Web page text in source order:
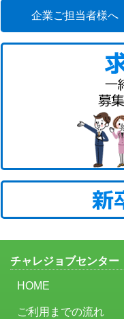
企業ご担当者様へ
チャレジョブセンター
HOME
ご利用までの流れ